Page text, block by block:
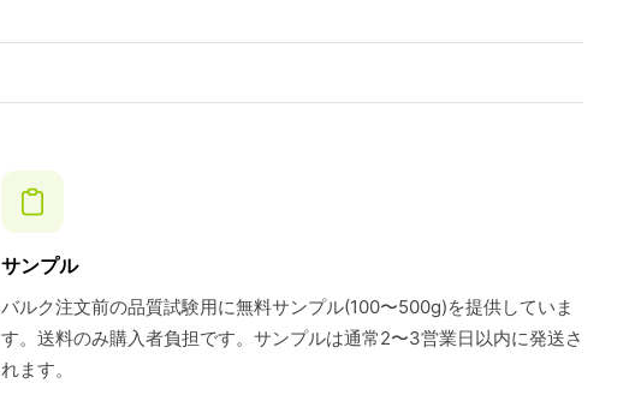
サンプル
バルク注文前の品質試験用に無料サンプル(100〜500g)を提供していま
す。送料のみ購入者負担です。サンプルは通常2〜3営業日以内に発送さ
れます。